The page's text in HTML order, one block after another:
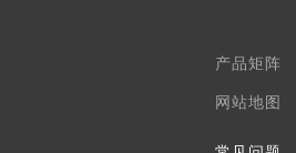
产品矩阵